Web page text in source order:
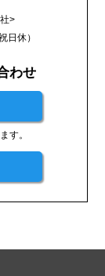
>
日休）
わせ
す。